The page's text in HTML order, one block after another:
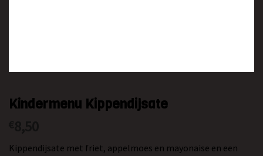
Kindermenu Kippendijsate
Kippendijsate met friet, appelmoes en mayonaise en een